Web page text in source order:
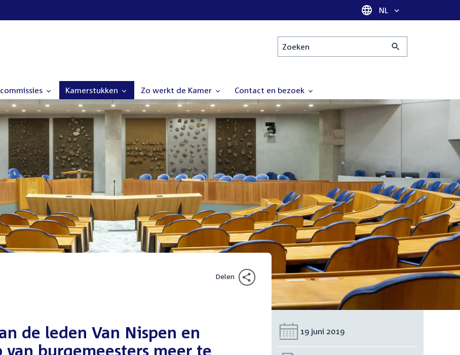
Taal selectie
NL
Zoeken
Kamerstukken Zo werkt de Kamer Contact en bezoek
Delen
de leden Van Nispen en
burgemeesters meer te
Datum:
19 juni 2019